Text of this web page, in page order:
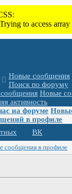
Новые сообщения
Поиск по форуму
Новые
активность
на форуме
в профиле
ВК
сообщения в профиле